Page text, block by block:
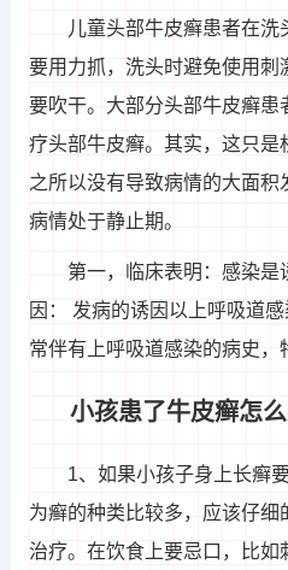
儿童头部牛皮癣患者在
要用力抓，洗头时避免使用刺
要吹干。大部分头部牛皮癣患
疗头部牛皮癣。其实，这只
之所以没有导致病情的大面
病情处于静止期。
第一，临床表明：感染是
因： 发病的诱因以上呼吸道
常伴有上呼吸道感染的病史，
小孩患了牛皮癣怎
1、如果小孩子身上长癣
为癣的种类比较多，应该仔
治疗。在饮食上要忌口，比